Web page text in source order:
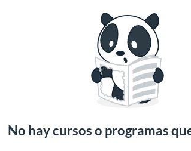
No hay cursos o programas